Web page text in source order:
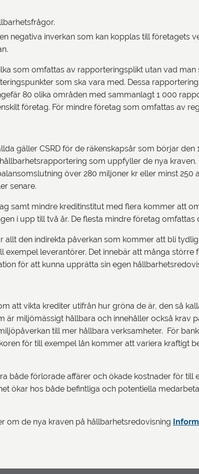
negativa inverkan som kan kopplas till företagets
som omfattas av rapporteringsplikt utan vad
som ska vara med. Dessa
80 olika områden med sammanlagt 1 000
företag. För mindre företag som omfattas av
gäller CSRD för de räkenskapsår som börjar
som uppfyller de nya
över 280 miljoner kr eller minst
senare.
samt mindre kreditinstitut med flera kommer att
i upp till två år. De flesta mindre företag omfattas
den indirekta påverkan som kommer att bli
exempel leverantörer. Det innebär att många
för att kunna upprätta sin egen
att vikta krediter utifrån hur gröna de är, den så
är miljömässigt hållbara och innehåller också krav
till mer hållbara verksamheter. För
för till exempel lån kommer att variera kraftigt
både förlorade affärer och ökade kostnader för
ökar hos både befintliga och potentiella
om de nya kraven på hållbarhetsredovisning